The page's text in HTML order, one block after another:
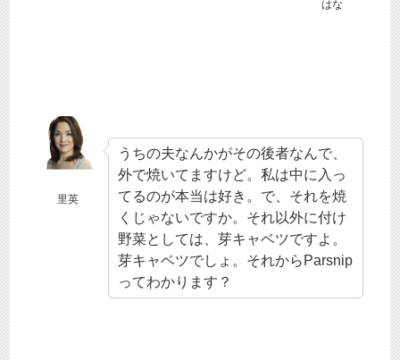
はな
里英
うちの夫なんかがその後者なんで、
外で焼いてますけど。私は中に入っ
てるのが本当は好き。で、それを焼
くじゃないですか。それ以外に付け
野菜としては、芽キャベツですよ。
芽キャベツでしょ。それからParsnip
ってわかります？